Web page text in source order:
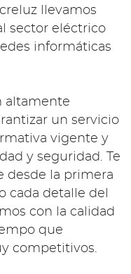
llevamos
sector eléctrico
informáticas
altamente
un servicio
vigente y
y seguridad. Te
desde la primera
cada detalle del
con la calidad
que
competitivos.